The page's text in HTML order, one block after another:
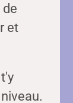
et